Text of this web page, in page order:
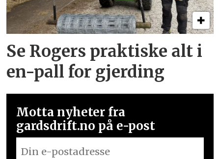
Se Rogers praktiske alt i
en-pall for gjerding
Motta nyheter fra
gardsdrift.no på e-post